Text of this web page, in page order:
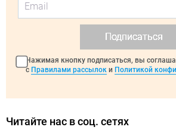
Подписаться
Нажимая кнопку подписаться, вы
с Правилами рассылок и Политикой
Читайте нас в соц. сетях